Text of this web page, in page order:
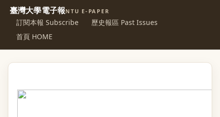
臺灣大學電子報NTU E-PAPER
訂閱本報 Subscribe
歷史報區 Past Issues
首頁 HOME